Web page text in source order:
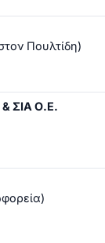
Πουλτίδη)
ΣΙΑ Ο.Ε.